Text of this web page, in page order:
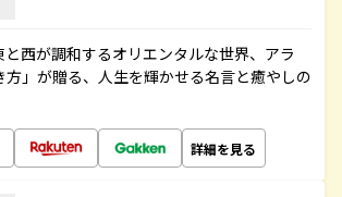
と西が調和するオリエンタルな世界、アラ
方」が贈る、人生を輝かせる名言と癒やしの
詳細を見る